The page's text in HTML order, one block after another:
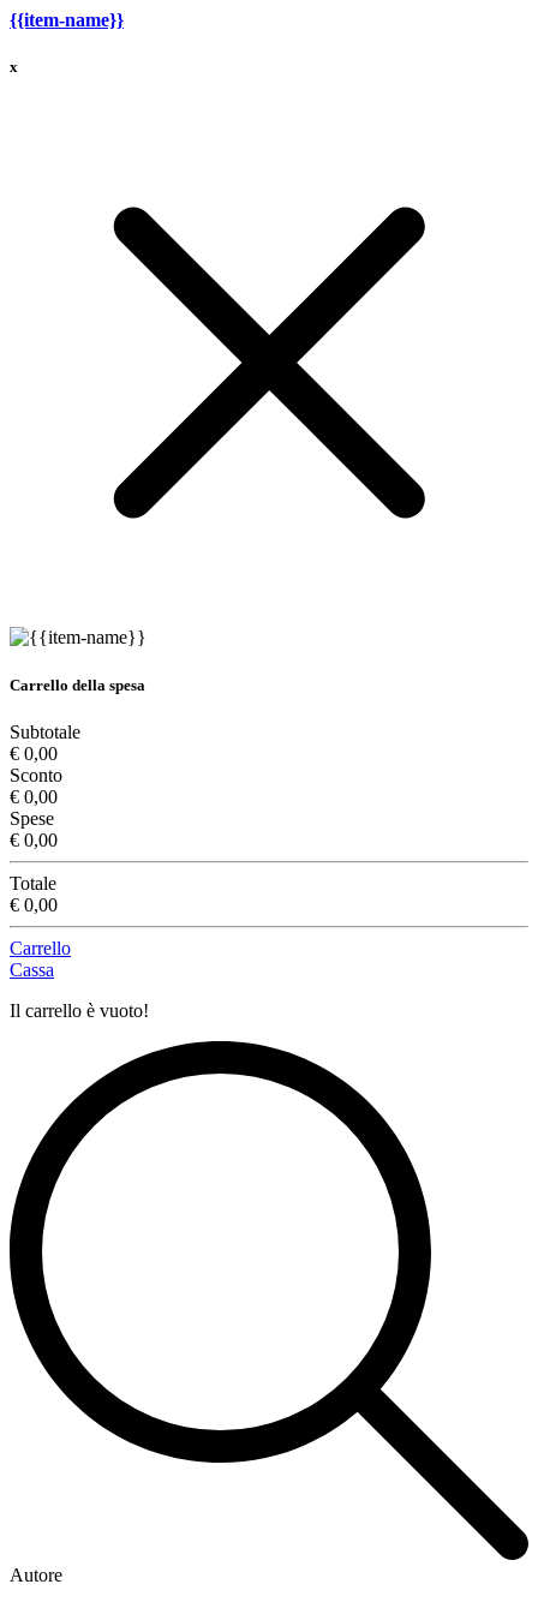
{{item-name}}
x
Carrello della spesa
Subtotale
€ 0,00
Sconto
€ 0,00
Spese
€ 0,00
Totale
€ 0,00
Carrello
Cassa
Il carrello è vuoto!
Autore